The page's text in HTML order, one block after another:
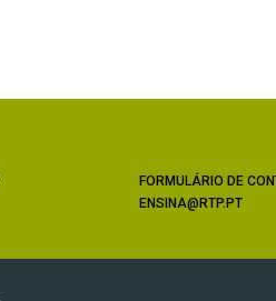
FORMULÁRIO DE
ENSINA@RTP.PT